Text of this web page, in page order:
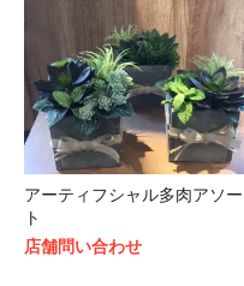
アーティフシャル多肉アソー
ト
店舗問い合わせ